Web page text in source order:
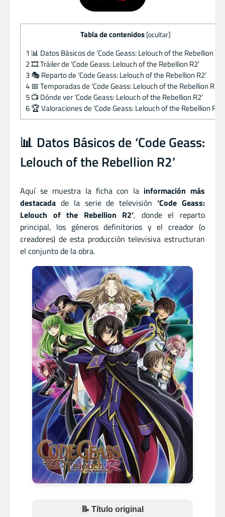
Tabla de contenidos [ocultar]
1 📊 Datos Básicos de ‘Code Geass: Lelouch of the Rebellion R2’
2🎞️ Tráiler de ‘Code Geass: Lelouch of the Rebellion R2’
3🎭 Reparto de ‘Code Geass: Lelouch of the Rebellion R2’
4📅 Temporadas de ‘Code Geass: Lelouch of the Rebellion R2’
5📺 Dónde ver ‘Code Geass: Lelouch of the Rebellion R2’
6🏆 Valoraciones de ‘Code Geass: Lelouch of the Rebellion R2’
📊 Datos Básicos de ‘Code Geass:
Lelouch of the Rebellion R2’
Aquí se muestra la ficha con la información más
destacada de la serie de televisión‘Code Geass:
Lelouch of the Rebellion R2’, donde el reparto
principal, los géneros definitorios y el creador (o
creadores) de esta producción televisiva estructuran
el conjunto de la obra.
📝 Título original